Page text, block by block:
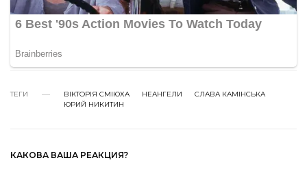
ТЕГИ ВІКТОРІЯ СМІЮХА НЕАНГЕЛИ
СЛАВА КАМІНСЬКА
ЮРИЙ НИКИТИН
КАКОВА ВАША РЕАКЦИЯ?